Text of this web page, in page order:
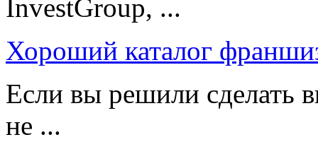
InvestGroup, ...
Хороший каталог
Если вы решили сделать
не ...